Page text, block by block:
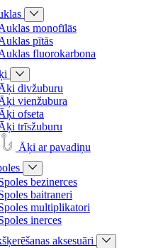
monofīlās
pītās
fluorokarbona
divžuburu
vienžubura
ofseta
trīsžuburu
Āķi ar pavadiņu
bezinerces
baitraneri
multiplikatori
inerces
aksesuāri